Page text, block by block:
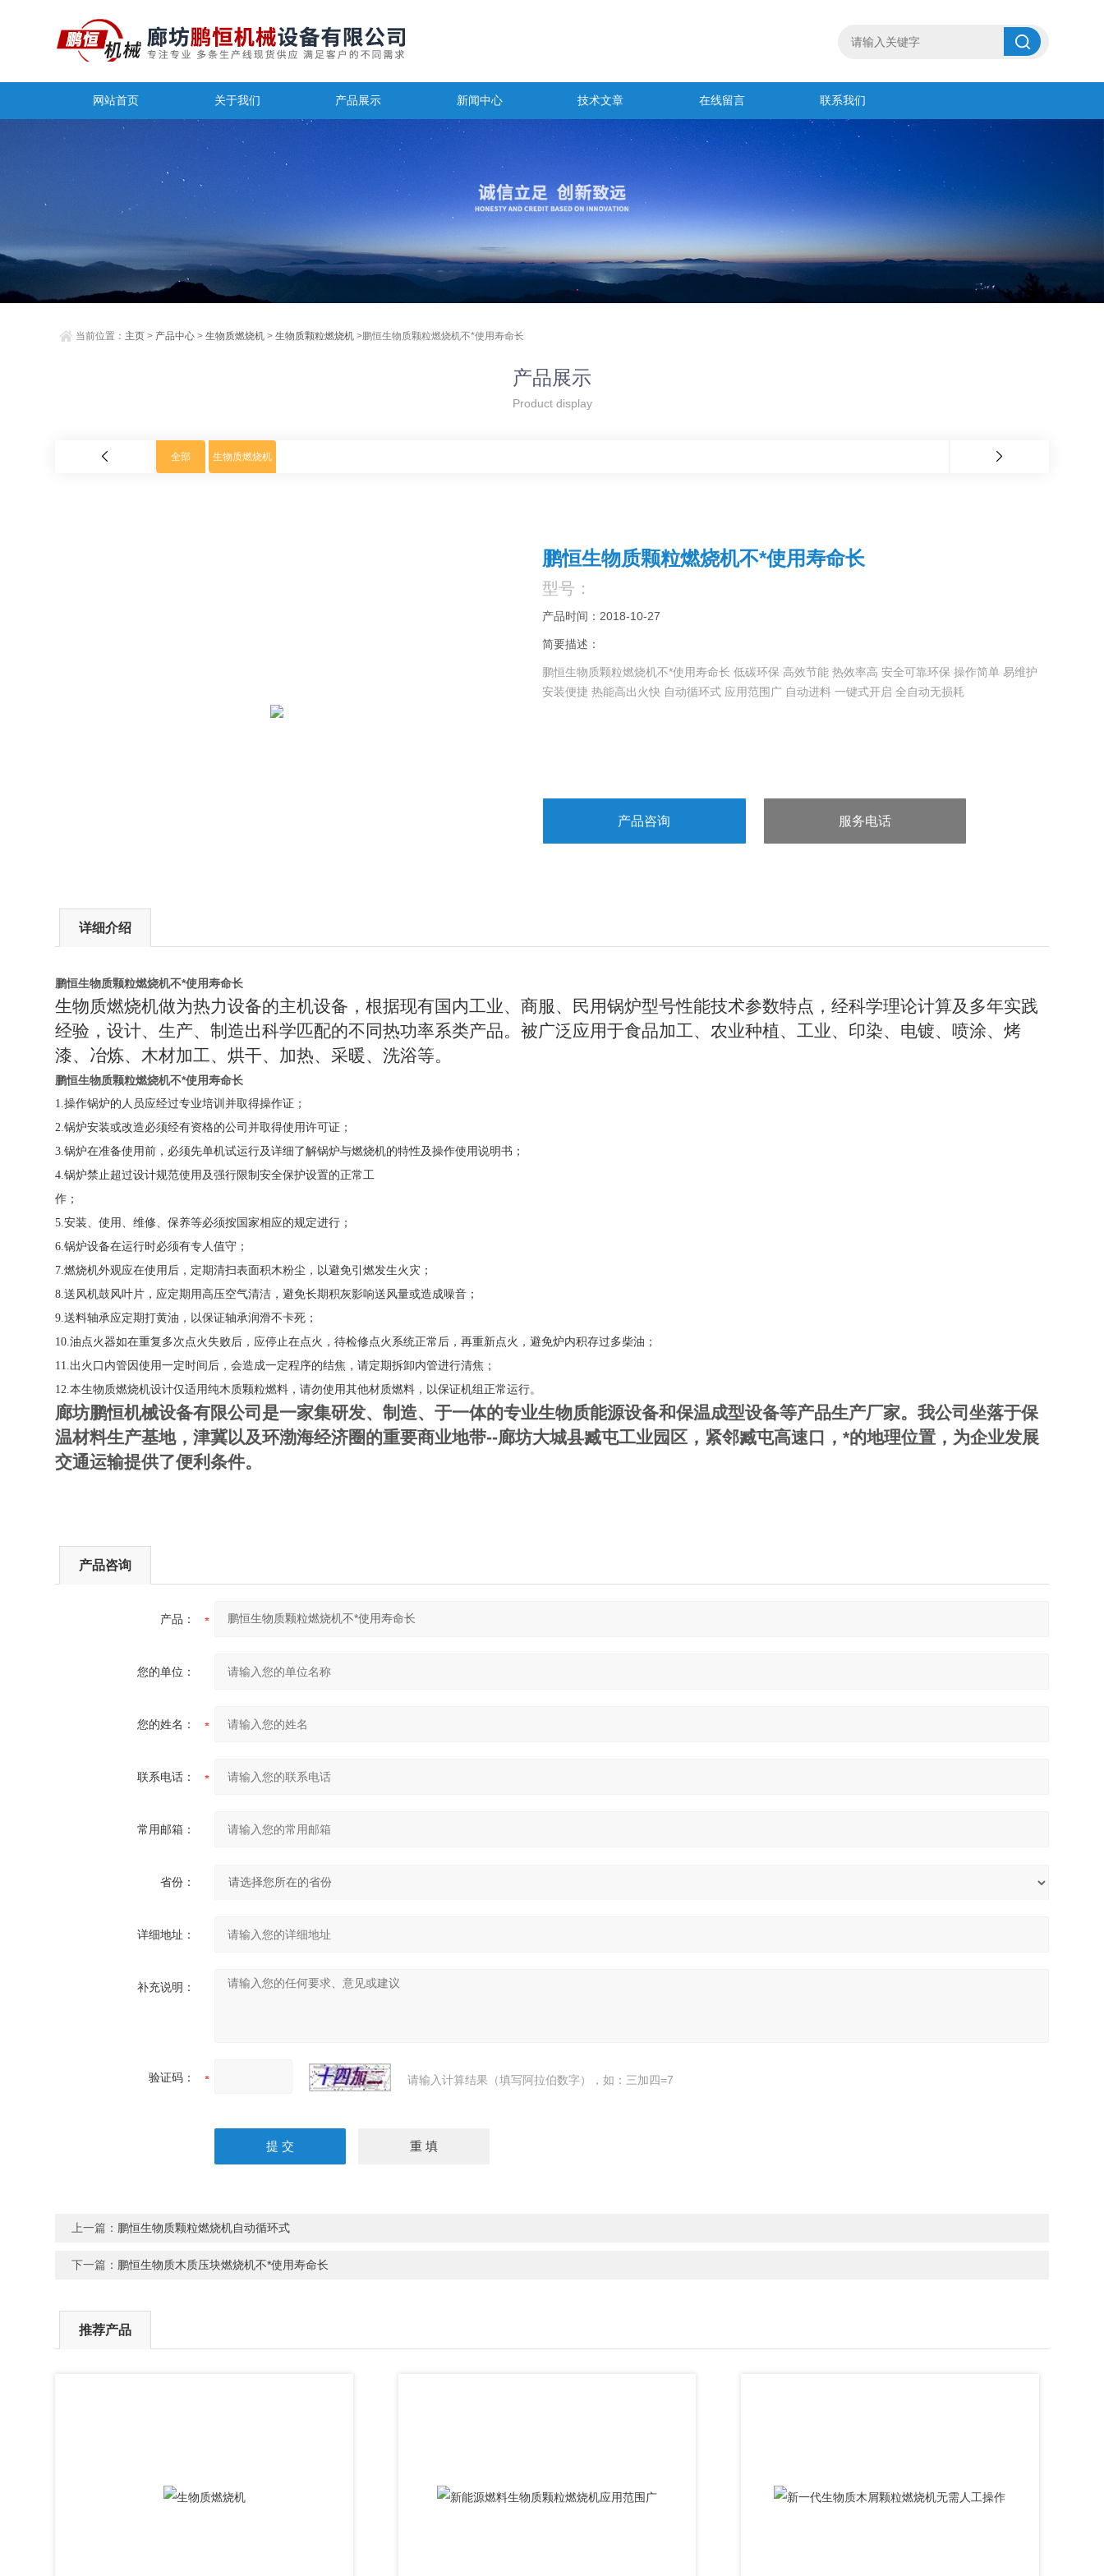
网站首页 关于我们 产品展示 新闻中心 技术文章 在线留言 联系我们
当前位置： 主页 > 产品中心 >生物质燃烧机 >生物质颗粒燃烧机 >鹏恒生物质颗粒燃烧机不*使用寿命长
产品展示
Product display
全部 生物质燃烧机
鹏恒生物质颗粒燃烧机不*使用寿命长
型号：
产品时间：2018-10-27
简要描述：
鹏恒生物质颗粒燃烧机不*使用寿命长 低碳环保 高效节能 热效率高 安全可靠环保 操作简单 易维护
安装便捷 热能高出火快 自动循环式 应用范围广 自动进料 一键式开启 全自动无损耗
产品咨询 服务电话
详细介绍
鹏恒生物质颗粒燃烧机不*使用寿命长
生物质燃烧机做为热力设备的主机设备，根据现有国内工业、商服、民用锅炉型号性能技术参数特点，经科学理论计算及多年实践
经验，设计、生产、制造出科学匹配的不同热功率系类产品。被广泛应用于食品加工、农业种植、工业、印染、电镀、喷涂、烤
漆、冶炼、木材加工、烘干、加热、采暖、洗浴等。
鹏恒生物质颗粒燃烧机不*使用寿命长
1.操作锅炉的人员应经过专业培训并取得操作证；
2.锅炉安装或改造必须经有资格的公司并取得使用许可证；
3.锅炉在准备使用前，必须先单机试运行及详细了解锅炉与燃烧机的特性及操作使用说明书；
4.锅炉禁止超过设计规范使用及强行限制安全保护设置的正常工
作；
5.安装、使用、维修、保养等必须按国家相应的规定进行；
6.锅炉设备在运行时必须有专人值守；
7.燃烧机外观应在使用后，定期清扫表面积木粉尘，以避免引燃发生火灾；
8.送风机鼓风叶片，应定期用高压空气清洁，避免长期积灰影响送风量或造成噪音；
9.送料轴承应定期打黄油，以保证轴承润滑不卡死；
10.油点火器如在重复多次点火失败后，应停止在点火，待检修点火系统正常后，再重新点火，避免炉内积存过多柴油；
11.出火口内管因使用一定时间后，会造成一定程序的结焦，请定期拆卸内管进行清焦；
12.本生物质燃烧机设计仅适用纯木质颗粒燃料，请勿使用其他材质燃料，以保证机组正常运行。
廊坊鹏恒机械设备有限公司是一家集研发、制造、于一体的专业生物质能源设备和保温成型设备等产品生产厂家。我公司坐落于保
温材料生产基地，津冀以及环渤海经济圈的重要商业地带--廊坊大城县臧屯工业园区，紧邻臧屯高速口，*的地理位置，为企业发展
交通运输提供了便利条件。
产品咨询
产品：
您的单位：
您的姓名：
联系电话：
常用邮箱：
省份：
详细地址：
补充说明：
验证码： 请输入计算结果（填写阿拉伯数字），如：三加四=7
上一篇： 鹏恒生物质颗粒燃烧机自动循环式
下一篇： 鹏恒生物质木质压块燃烧机不*使用寿命长
推荐产品